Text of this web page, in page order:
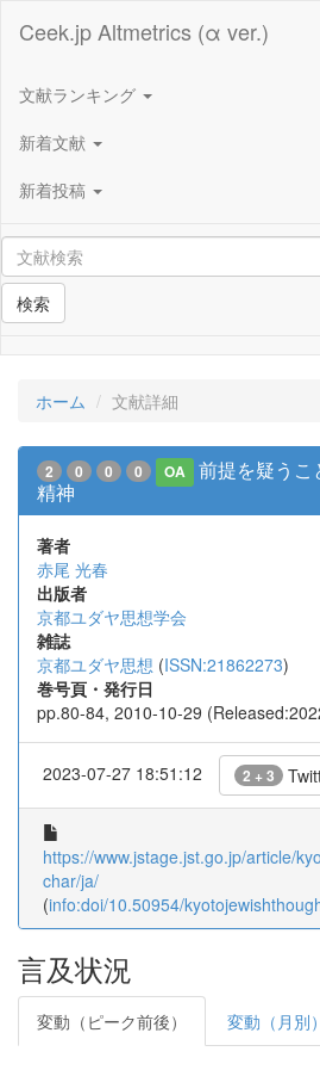
Ceek.jp Altmetrics (α ver.)
文献ランキング
新着文献
新着投稿
検索
ホーム 文献詳細
2 0 0 0 OA
前提を疑うこ
精神
著者
赤尾 光春
出版者
京都ユダヤ思想学会
雑誌
京都ユダヤ思想 (ISSN:21862273)
巻号頁・発行日
pp.80-84, 2010-10-29
2023-07-27 18:51:12 2 + 3
https://www.jstage.jst.go.jp/article/
char/ja/
(info:doi/10.50954/
言及状況
変動（ピーク前後） 変動（月別）